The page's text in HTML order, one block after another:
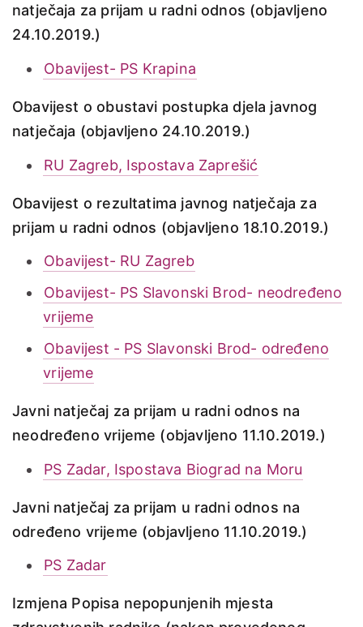
natječaja za prijam u radni odnos (objavljeno
24.10.2019.)
Obavijest- PS Krapina
Obavijest o obustavi postupka djela javnog
natječaja (objavljeno 24.10.2019.)
RU Zagreb, Ispostava Zaprešić
Obavijest o rezultatima javnog natječaja za
prijam u radni odnos (objavljeno 18.10.2019.)
Obavijest- RU Zagreb
Obavijest- PS Slavonski Brod- neodređeno
vrijeme
Obavijest - PS Slavonski Brod- određeno
vrijeme
Javni natječaj za prijam u radni odnos na
neodređeno vrijeme (objavljeno 11.10.2019.)
PS Zadar, Ispostava Biograd na Moru
Javni natječaj za prijam u radni odnos na
određeno vrijeme (objavljeno 11.10.2019.)
PS Zadar
Izmjena Popisa nepopunjenih mjesta